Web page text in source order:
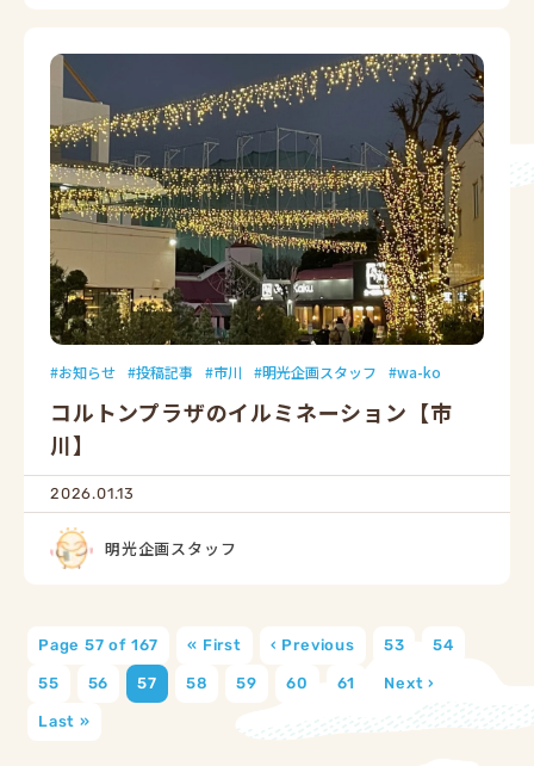
お知らせ 投稿記事 市川 明光企画スタッフ wa-ko
コルトンプラザのイルミネーション【市
川】
2026.01.13
明光企画スタッフ
Page 57 of 167 « First ‹ Previous 53 54
55 56 57 58 59 60 61 Next ›
Last »